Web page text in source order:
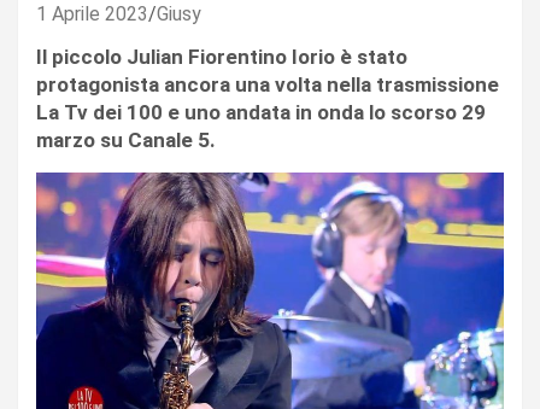
1 Aprile 2023 Giusy
Il piccolo Julian Fiorentino Iorio è stato
protagonista ancora una volta nella trasmissione
La Tv dei 100 e uno andata in onda lo scorso 29
marzo su Canale 5.